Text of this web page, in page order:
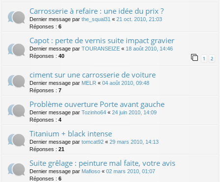
Carrosserie à refaire : une idée du prix ?
Dernier message par the_squal31 « 21 oct. 2010, 21:03
Réponses : 6
Capot : perte de vernis suite impact gravier
Dernier message par TOURANSEIZE « 18 août 2010, 14:46
Réponses : 40 1 2
ciment sur une carrosserie de voiture
Dernier message par MELR « 04 août 2010, 09:48
Réponses : 7
Problème ouverture Porte avant gauche
Dernier message par Tozinho64 « 24 juin 2010, 14:09
Réponses : 4
Titanium + black intense
Dernier message par tomcat92 « 29 mars 2010, 14:13
Réponses : 21
Suite grêlage : peinture mal faite, votre avis
Dernier message par Mafioso « 02 mars 2010, 01:07
Réponses : 6